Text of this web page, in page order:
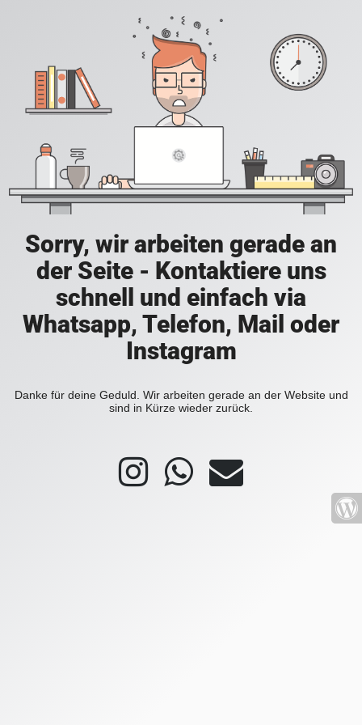
Sorry, wir arbeiten gerade an
der Seite - Kontaktiere uns
schnell und einfach via
Whatsapp, Telefon, Mail oder
Instagram
Danke für deine Geduld. Wir arbeiten gerade an der Website und
sind in Kürze wieder zurück.